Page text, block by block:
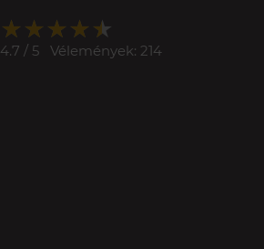
★★★★★
★★★★★
4.7 / 5 Vélemények: 214